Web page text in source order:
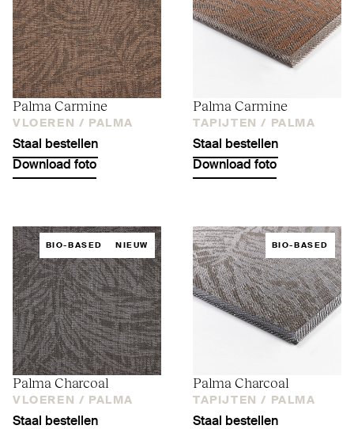
Palma Carmine
VLOEREN / PALMA
Staal bestellen
Download foto
Palma Carmine
TAPIJTEN / PALMA
Staal bestellen
Download foto
BIO-BASED NIEUW
Palma Charcoal
VLOEREN / PALMA
Staal bestellen
BIO-BASED
Palma Charcoal
TAPIJTEN / PALMA
Staal bestellen